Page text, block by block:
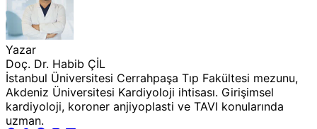
Yazar
Doç. Dr. Habib ÇİL
İstanbul Üniversitesi Cerrahpaşa Tıp Fakültesi mezunu,
Akdeniz Üniversitesi Kardiyoloji ihtisası. Girişimsel
kardiyoloji, koroner anjiyoplasti ve TAVI konularında
uzman.